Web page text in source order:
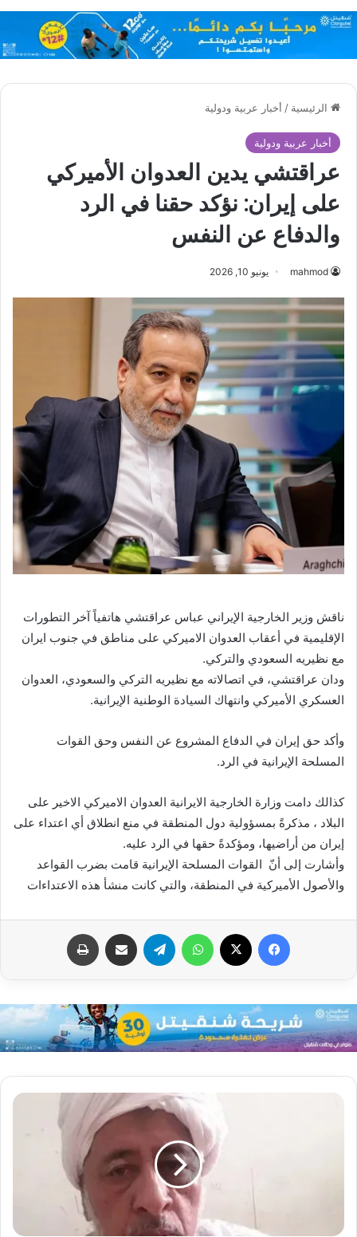
الرئيسية / أخبار عربية ودولية
أخبار عربية ودولية
عراقتشي يدين العدوان الأميركي
على إيران: نؤكد حقنا في الرد
والدفاع عن النفس
mahmod يونيو 10, 2026
ناقش وزير الخارجية الإيراني عباس عراقتشي هاتفياً آخر التطورات
الإقليمية في أعقاب العدوان الاميركي على مناطق في جنوب ايران
مع نظيريه السعودي والتركي.
ودان عراقتشي، في اتصالاته مع نظيريه التركي والسعودي، العدوان
العسكري الأميركي وانتهاك السيادة الوطنية الإيرانية.
وأكد حق إيران في الدفاع المشروع عن النفس وحق القوات
المسلحة الإيرانية في الرد.
كذالك دامت وزارة الخارجية الايرانية العدوان الاميركي الاخير على
البلاد ، مذكرةً بمسؤولية دول المنطقة في منع انطلاق أي اعتداء على
إيران من أراضيها، ومؤكدةً حقها في الرد عليه.
وأشارت إلى أنّ القوات المسلحة الإيرانية قامت بضرب القواعد
والأصول الأميركية في المنطقة، والتي كانت منشأ هذه الاعتداءات
فيسبوك واتساب تيلقرام مشاركة عبر البريد